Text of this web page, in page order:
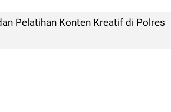
Pelatihan Konten Kreatif di Polres